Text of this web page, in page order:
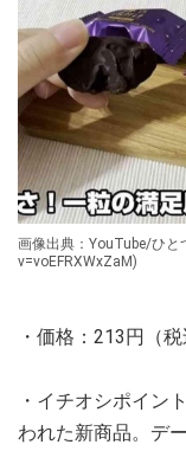
画像出典：YouTube/ひ
v=voEFRXWxZaM)
・価格：213円（
・イチオシポイン
われた新商品。デ